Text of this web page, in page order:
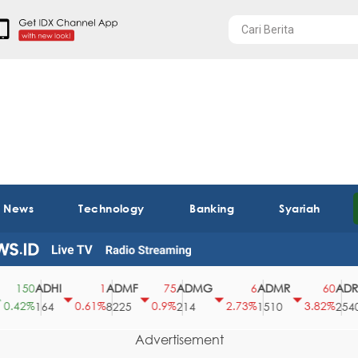
Technology Banking Syariah
ADHI
164
0.61%
ADMF
8225
0.9%
ADMG
214
2.73%
ADMR
1510
3.82%
ADRO
2540
Advertisement